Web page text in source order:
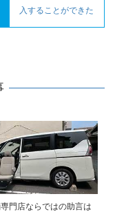
入することができた
門店ならではの助言は